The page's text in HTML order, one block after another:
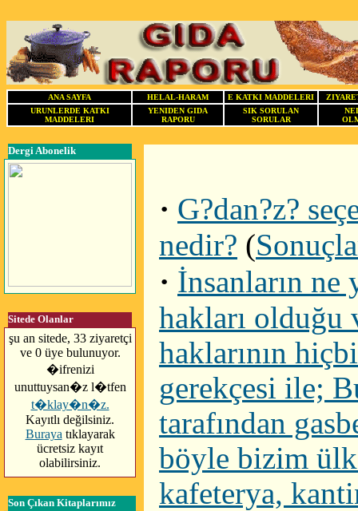
ANA SAYFA HELAL-HARAM E KATKI MADDELERI
URUNLERDE KATKI
MADDELERI
YENIDEN GIDA
RAPORU
SIK SORULAN
SORULAR
Dergi Abonelik
Sitede Olanlar
şu an sitede, 33 ziyaretçi
ve 0 üye bulunuyor.
�ifrenizi
unuttuysan�z l�tfen
t�klay�n�z.
Kayıtlı değilsiniz.
Buraya tıklayarak
ücretsiz kayıt
olabilirsiniz.
Son Çıkan Kitaplarımız
· G?dan?z?
nedir? (
· İnsanların
hakları
haklarının
gerekçesi ile;
tarafından
böyle bizim
kafeterya,